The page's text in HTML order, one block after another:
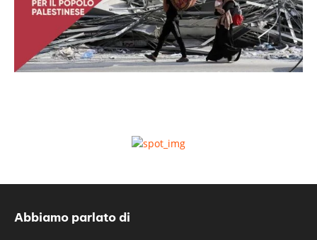
Abbiamo parlato di